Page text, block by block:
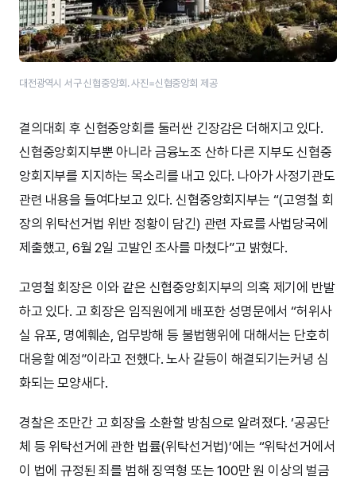
대전광역시 서구 신협중앙회. 사진=신협중앙회 제공
결의대회 후 신협중앙회를 둘러싼 긴장감은 더해지고 있다.
신협중앙회지부뿐 아니라 금융노조 산하 다른 지부도 신협중
앙회지부를 지지하는 목소리를 내고 있다. 나아가 사정기관도
관련 내용을 들여다보고 있다. 신협중앙회지부는 “(고영철 회
장의 위탁선거법 위반 정황이 담긴) 관련 자료를 사법당국에
제출했고, 6월 2일 고발인 조사를 마쳤다”고 밝혔다.
고영철 회장은 이와 같은 신협중앙회지부의 의혹 제기에 반발
하고 있다. 고 회장은 임직원에게 배포한 성명문에서 “허위사
실 유포, 명예훼손, 업무방해 등 불법행위에 대해서는 단호히
대응할 예정”이라고 전했다. 노사 갈등이 해결되기는커녕 심
화되는 모양새다.
경찰은 조만간 고 회장을 소환할 방침으로 알려졌다. ‘공공단
체 등 위탁선거에 관한 법률(위탁선거법)’에는 “위탁선거에서
이 법에 규정된 죄를 범해 징역형 또는 100만 원 이상의 벌금